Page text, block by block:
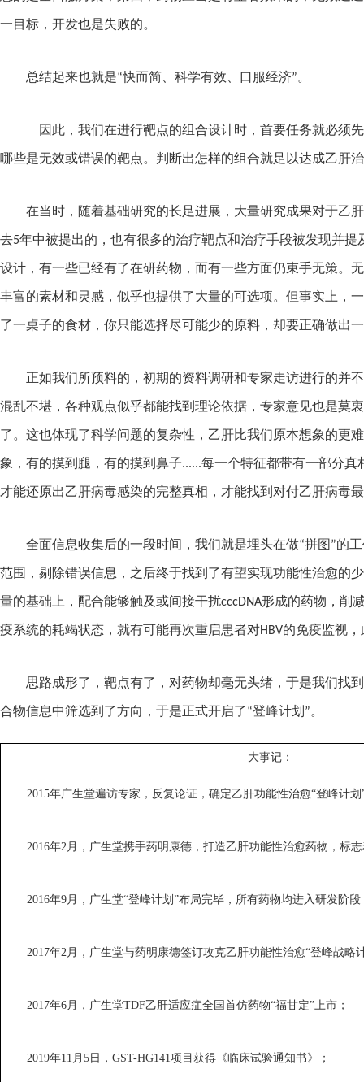
一目标，开发也是失败的。
总结起来也就是“快而简、科学有效、口服经济”。
因此，我们在进行靶点的组合设计时，首要任务就必须
哪些是无效或错误的靶点。判断出怎样的组合就足以达成乙肝
在当时，随着基础研究的长足进展，大量研究成果对于乙
去5年中被提出的，也有很多的治疗靶点和治疗手段被发现并
设计，有一些已经有了在研药物，而有一些方面仍束手无策。
丰富的素材和灵感，似乎也提供了大量的可选项。但事实上，
了一桌子的食材，你只能选择尽可能少的原料，却要正确做出
正如我们所预料的，初期的资料调研和专家走访进行的并
混乱不堪，各种观点似乎都能找到理论依据，专家意见也是莫
了。这也体现了科学问题的复杂性，乙肝比我们原本想象的
象，有的摸到腿，有的摸到鼻子......每一个特征都带有一部分真
才能还原出乙肝病毒感染的完整真相，才能找到对付乙肝病毒
全面信息收集后的一段时间，我们就是埋头在做“拼图”的
范围，剔除错误信息，之后终于找到了有望实现功能性治愈的
量的基础上，配合能够触及或间接干扰cccDNA形成的药物，削
疫系统的耗竭状态，就有可能再次重启患者对HBV的免疫监视
思路成形了，靶点有了，对药物却毫无头绪，于是我们找
合物信息中筛选到了方向，于是正式开启了“登峰计划”。
大事记：
2015年广生堂遍访专家，反复论证，确定乙肝功能性治愈“登峰计划
2016年2月，广生堂携手药明康德，打造乙肝功能性治愈药物，标
2016年9月，广生堂“登峰计划”布局完毕，所有药物均进入研发阶
2017年2月，广生堂与药明康德签订攻克乙肝功能性治愈“登峰战略
2017年6月，广生堂TDF乙肝适应症全国首仿药物“福甘定”上市；
2019年11 月 5 日， GST-HG141项目获得《临床试验通知书》；